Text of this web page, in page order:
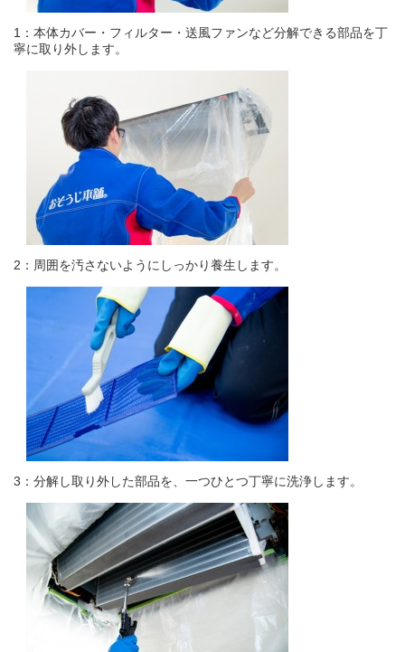
1：本体カバー・フィルター・送風ファンなど分解できる部品を丁
寧に取り外します。
2：周囲を汚さないようにしっかり養生します。
3：分解し取り外した部品を、一つひとつ丁寧に洗浄します。